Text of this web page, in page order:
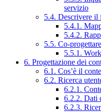
servizio
5.4. Descrivere il
5.4.1.
5.4.2.
5.5. Co-
5.5.1.
6. Progettazione dei
6.1. Cos’è il
6.2. Ricerca
6.2.1.
6.2.2. Dati
6.2.3.